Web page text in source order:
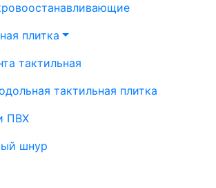
плитка
тактильная
тактильная плитка
ПВХ
шнур